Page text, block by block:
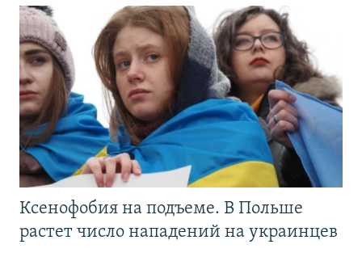
Ксенофобия на подъеме. В Польше
растет число нападений на украинцев